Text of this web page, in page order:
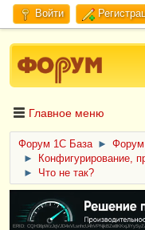
Войти
Главное меню
Форум 1C База ►
►
Конфигурирование,
►
Что не так?
ERID: